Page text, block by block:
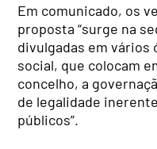
Em comunicado, os
proposta “surge na
divulgadas em vários
social, que colocam
concelho, a
de legalidade
públicos”.